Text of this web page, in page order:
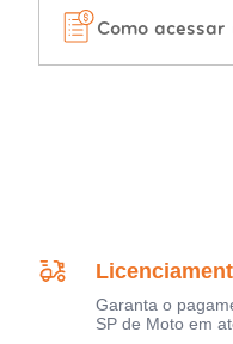
Como
Garanta o
SP de Moto em